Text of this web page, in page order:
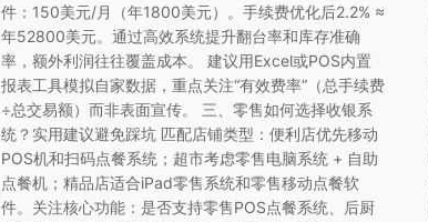
件：150美元/月（年1800美元）。手续费优化后2.2% ≈
年52800美元。通过高效系统提升翻台率和库存准确
率，额外利润往往覆盖成本。 建议用Excel或POS内置
报表工具模拟自家数据，重点关注“有效费率”（总手续费
÷总交易额）而非表面宣传。 三、零售如何选择收银系
统？实用建议避免踩坑 匹配店铺类型：便利店优先移动
POS机和扫码点餐系统；超市考虑零售电脑系统 + 自助
点餐机；精品店适合iPad零售系统和零售移动点餐软
件。关注核心功能：是否支持零售POS点餐系统、后厨